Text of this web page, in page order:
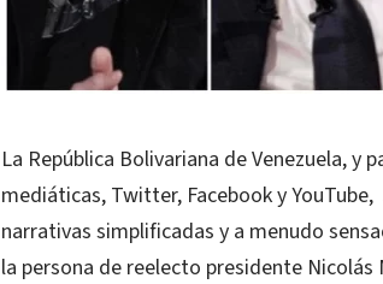
La República Bolivariana de Venezuela,
mediáticas, Twitter, Facebook y
narrativas simplificadas y a menudo
la persona de reelecto presidente